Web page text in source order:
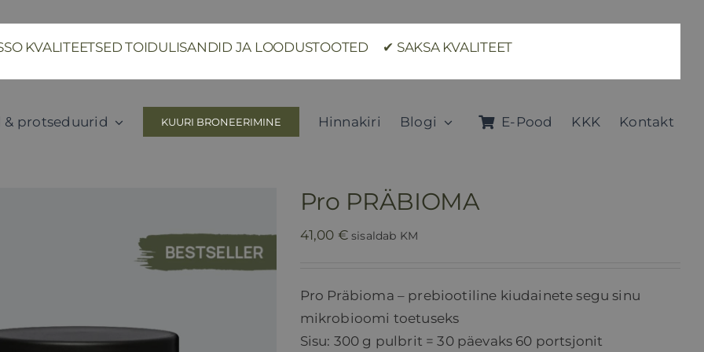
KVALITEETSED TOIDULISANDID JA LOODUSTOOTED ✔ SAKSA KVALITEET
& protseduurid KUURI BRONEERIMINE Hinnakiri Blogi E-Pood KKK Kontakt
Pro PRÄBIOMA
41,00 € sisaldab KM
Pro Präbioma – prebiootiline kiudainete segu sinu
mikrobioomi toetuseks
Sisu: 300 g pulbrit = 30 päevaks 60 portsjonit